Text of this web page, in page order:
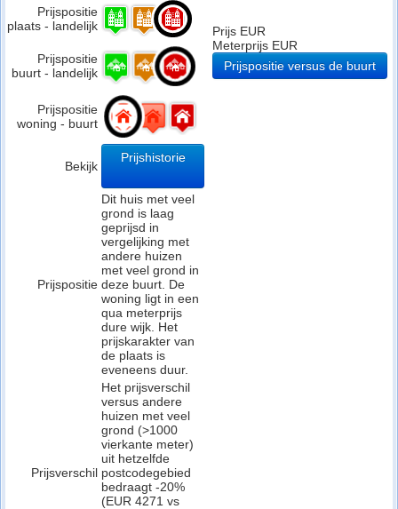
Prijspositie
plaats - landelijk
Prijspositie
buurt - landelijk
Prijspositie
woning - buurt
Bekijk
Prijshistorie
Prijspositie
Dit huis met veel
grond is laag
geprijsd in
vergelijking met
andere huizen
met veel grond in
deze buurt. De
woning ligt in een
qua meterprijs
dure wijk. Het
prijskarakter van
de plaats is
eveneens duur.
Prijsverschil
Het prijsverschil
versus andere
huizen met veel
grond (>1000
vierkante meter)
uit hetzelfde
postcodegebied
bedraagt -20%
(EUR 4271 vs
Prijs EUR
Meterprijs EUR
Prijspositie versus de buurt